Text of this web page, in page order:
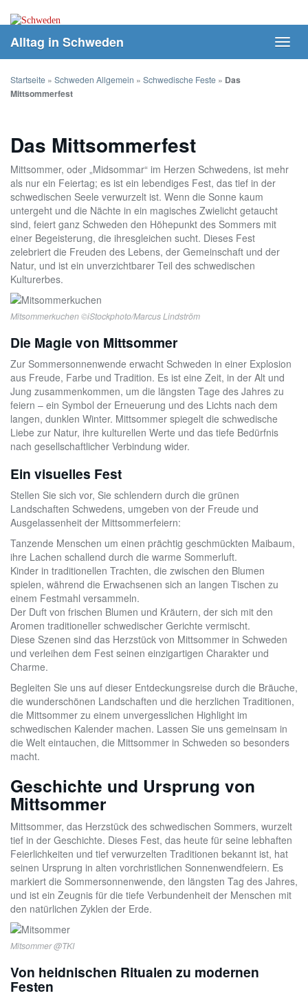
content
Alltag in Schweden
Startseite » Schweden Allgemein » Schwedische Feste » Das
Mittsommerfest
Das Mittsommerfest
Mittsommer, oder „Midsommar“ im Herzen Schwedens, ist mehr
als nur ein Feiertag; es ist ein lebendiges Fest, das tief in der
schwedischen Seele verwurzelt ist. Wenn die Sonne kaum
untergeht und die Nächte in ein magisches Zwielicht getaucht
sind, feiert ganz Schweden den Höhepunkt des Sommers mit
einer Begeisterung, die ihresgleichen sucht. Dieses Fest
zelebriert die Freuden des Lebens, der Gemeinschaft und der
Natur, und ist ein unverzichtbarer Teil des schwedischen
Kulturerbes.
Mitsommerkuchen ©iStockphoto/Marcus Lindström
Die Magie von Mittsommer
Zur Sommersonnenwende erwacht Schweden in einer Explosion
aus Freude, Farbe und Tradition. Es ist eine Zeit, in der Alt und
Jung zusammenkommen, um die längsten Tage des Jahres zu
feiern – ein Symbol der Erneuerung und des Lichts nach dem
langen, dunklen Winter. Mittsommer spiegelt die schwedische
Liebe zur Natur, ihre kulturellen Werte und das tiefe Bedürfnis
nach gesellschaftlicher Verbindung wider.
Ein visuelles Fest
Stellen Sie sich vor, Sie schlendern durch die grünen
Landschaften Schwedens, umgeben von der Freude und
Ausgelassenheit der Mittsommerfeiern:
Tanzende Menschen um einen prächtig geschmückten Maibaum,
ihre Lachen schallend durch die warme Sommerluft.
Kinder in traditionellen Trachten, die zwischen den Blumen
spielen, während die Erwachsenen sich an langen Tischen zu
einem Festmahl versammeln.
Der Duft von frischen Blumen und Kräutern, der sich mit den
Aromen traditioneller schwedischer Gerichte vermischt.
Diese Szenen sind das Herzstück von Mittsommer in Schweden
und verleihen dem Fest seinen einzigartigen Charakter und
Charme.
Begleiten Sie uns auf dieser Entdeckungsreise durch die Bräuche,
die wunderschönen Landschaften und die herzlichen Traditionen,
die Mittsommer zu einem unvergesslichen Highlight im
schwedischen Kalender machen. Lassen Sie uns gemeinsam in
die Welt eintauchen, die Mittsommer in Schweden so besonders
macht.
Geschichte und Ursprung von
Mittsommer
Mittsommer, das Herzstück des schwedischen Sommers, wurzelt
tief in der Geschichte. Dieses Fest, das heute für seine lebhaften
Feierlichkeiten und tief verwurzelten Traditionen bekannt ist, hat
seinen Ursprung in alten vorchristlichen Sonnenwendfeiern. Es
markiert die Sommersonnenwende, den längsten Tag des Jahres,
und ist ein Zeugnis für die tiefe Verbundenheit der Menschen mit
den natürlichen Zyklen der Erde.
Mitsommer @TKI
Von heidnischen Ritualen zu modernen
Festen